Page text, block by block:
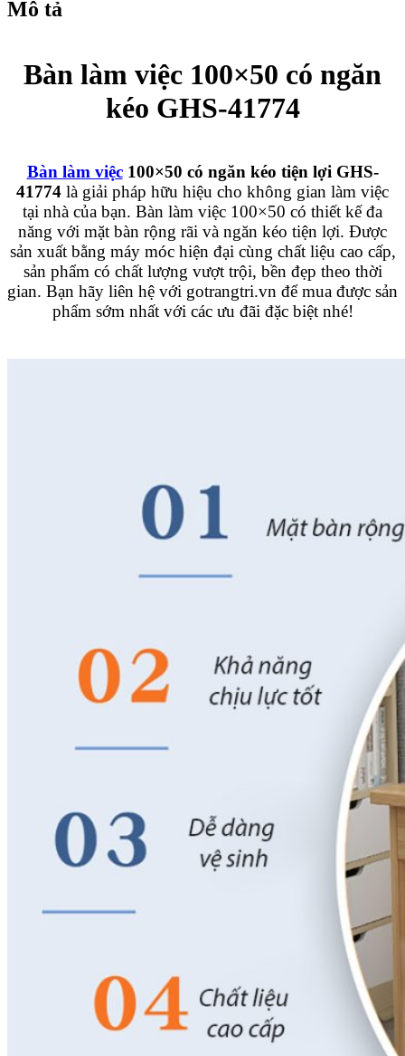
Mô tả
Bàn làm việc 100×50 có ngăn
kéo GHS-41774
Bàn làm việc100×50 có ngăn kéo tiện lợi GHS-
41774 là giải pháp hữu hiệu cho không gian làm việc
tại nhà của bạn. Bàn làm việc 100×50 có thiết kế đa
năng với mặt bàn rộng rãi và ngăn kéo tiện lợi. Được
sản xuất bằng máy móc hiện đại cùng chất liệu cao cấp,
sản phẩm có chất lượng vượt trội, bền đẹp theo thời
gian. Bạn hãy liên hệ với gotrangtri.vn để mua được sản
phẩm sớm nhất với các ưu đãi đặc biệt nhé!